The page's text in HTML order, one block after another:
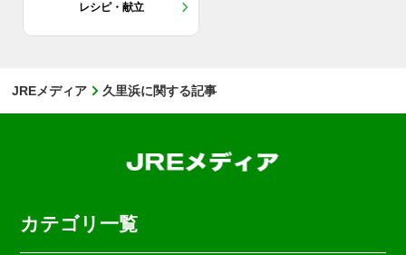
レシピ・献立
JREメディア 久里浜に関する記事
カテゴリ一覧